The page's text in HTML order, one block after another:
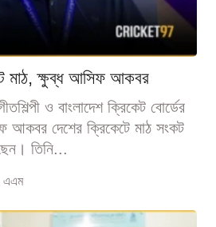
মাঠ, ক্ষুব্ধ আসিফ আকবর
ও বাংলাদেশ ক্রিকেট বোর্ডের
আকবর দেশের ক্রিকেটে মাঠ সংকট
তিনি...
এএম